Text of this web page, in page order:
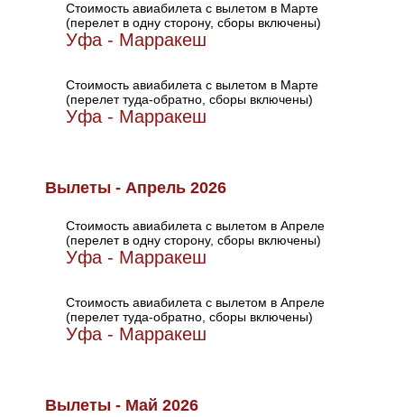
Стоимость авиабилета с вылетом в Марте
(перелет в одну сторону, сборы включены)
Уфа - Марракеш
Стоимость авиабилета с вылетом в Марте
(перелет туда-обратно, сборы включены)
Уфа - Марракеш
Вылеты - Апрель 2026
Стоимость авиабилета с вылетом в Апреле
(перелет в одну сторону, сборы включены)
Уфа - Марракеш
Стоимость авиабилета с вылетом в Апреле
(перелет туда-обратно, сборы включены)
Уфа - Марракеш
Вылеты - Май 2026